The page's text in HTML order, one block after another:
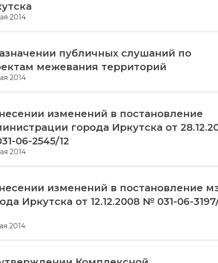
2014
публичных слушаний по
межевания территорий
2014
изменений в постановление
города Иркутска от
06-2545/12
2014
изменений в постановление
Иркутска от 12.12.2008 № 031-06-
2014